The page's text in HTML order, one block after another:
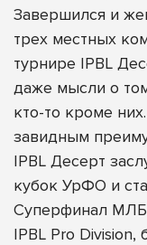
Завершился и
трех местных
турнире IPBL
даже мысли о
кто-то кроме
завидным
IPBL Десерт
кубок УрФО и
Суперфинал
IPBL Pro Division,